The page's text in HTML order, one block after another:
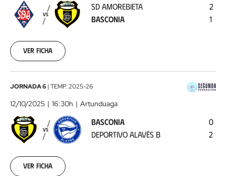
Basconia2025-
10-
VS
SD AMOREBIETA
BASCONIA
2
1
Ver ficha
Basconia
-
Deportivo
Alavés
B2025-
12
JORNADA 6 | TEMP. 2025-26
12/10/2025 16:30h Artunduaga
VS
BASCONIA
DEPORTIVO ALAVÉS B
0
2
Ver ficha